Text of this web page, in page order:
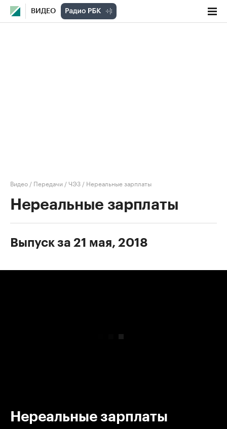
ВИДЕО
Видео / Передачи /ЧЭЗ / Нереальные зарплаты
Нереальные зарплаты
Выпуск за 21 мая, 2018
Нереальные зарплаты